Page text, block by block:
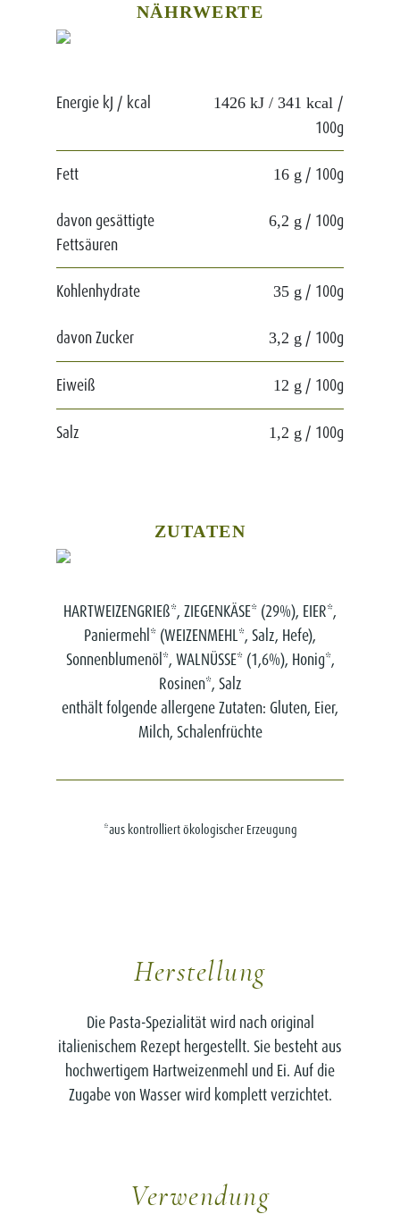
NÄHRWERTE
Energie kJ / kcal 1426 kJ / 341 kcal /
100g
Fett 16 g / 100g
davon gesättigte
Fettsäuren
6,2 g / 100g
Kohlenhydrate 35 g / 100g
davon Zucker 3,2 g / 100g
Eiweiß 12 g / 100g
Salz 1,2 g / 100g
ZUTATEN
HARTWEIZENGRIEß*, ZIEGENKÄSE* (29%), EIER*,
Paniermehl* (WEIZENMEHL*, Salz, Hefe),
Sonnenblumenöl*, WALNÜSSE* (1,6%), Honig*,
Rosinen*, Salz
enthält folgende allergene Zutaten: Gluten, Eier,
Milch, Schalenfrüchte
*aus kontrolliert ökologischer Erzeugung
Herstellung
Die Pasta-Spezialität wird nach original
italienischem Rezept hergestellt. Sie besteht aus
hochwertigem Hartweizenmehl und Ei. Auf die
Zugabe von Wasser wird komplett verzichtet.
Verwendung